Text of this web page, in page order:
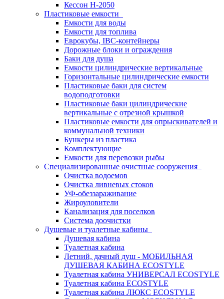
Кессон H-2050
Пластиковые емкости
Емкости для воды
Емкости для топлива
Еврокубы, IBC-контейнеры
Дорожные блоки и ограждения
Баки для душа
Емкости цилиндрические вертикальные
Горизонтальные цилиндрические емкости
Пластиковые баки для систем
водоподготовки
Пластиковые баки цилиндрические
вертикальные с отрезной крышкой
Пластиковые емкости для опрыскивателей и
коммунальной техники
Бункеры из пластика
Комплектующие
Емкости для перевозки рыбы
Специализированные очистные сооружения
Очистка водоемов
Очистка ливневых стоков
УФ-обеззараживание
Жироуловители
Канализация для поселков
Система доочистки
Душевые и туалетные кабины
Душевая кабина
Туалетная кабина
Летний, дачный душ - МОБИЛЬНАЯ
ДУШЕВАЯ КАБИНА ECOSTYLE
Туалетная кабина УНИВЕРСАЛ ECOSTYLE
Туалетная кабина ECOSTYLE
Туалетная кабина ЛЮКС ECOSTYLE